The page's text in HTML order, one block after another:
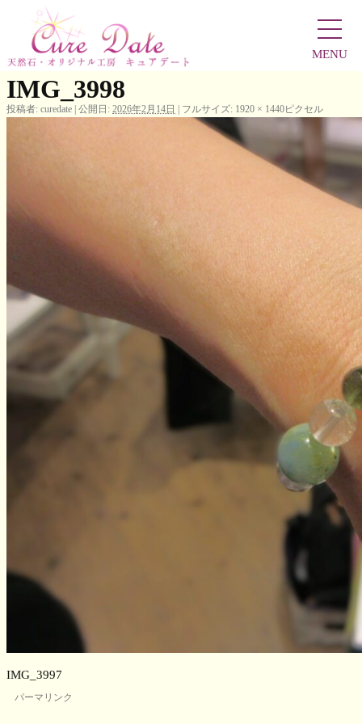
MENU
東京都 千葉県 パワーストーン 占い VIPのN様 モ
IMG_3998
投稿者: curedate 公開日: 2026年2月14日 フルサイズ: 1920 × 1440ピクセル
IMG_3997
パーマリンク